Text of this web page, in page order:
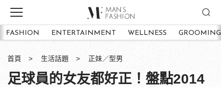
FASHION ENTERTAINMENT WELLNESS GROOMING
首頁 生活話題 正妹／型男
足球員的女友都好正！盤點2014